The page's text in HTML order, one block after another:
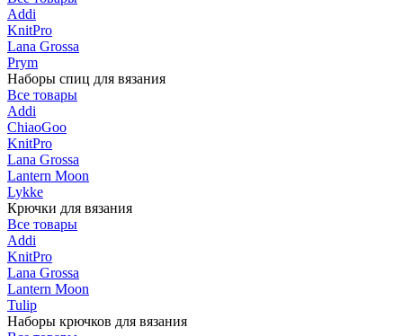
Addi
KnitPro
Lana Grossa
Prym
Наборы спиц для вязания
Все товары
Addi
ChiaoGoo
KnitPro
Lana Grossa
Lantern Moon
Lykke
Крючки для вязания
Все товары
Addi
KnitPro
Lana Grossa
Lantern Moon
Tulip
Наборы крючков для вязания